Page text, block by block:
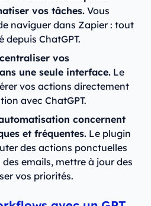
vos tâches. Vous
naviguer dans Zapier : tout
depuis ChatGPT.
vos
une seule interface. Le
vos actions directement
avec ChatGPT.
concernent
et fréquentes. Le plugin
des actions ponctuelles
emails, mettre à jour des
vos priorités.